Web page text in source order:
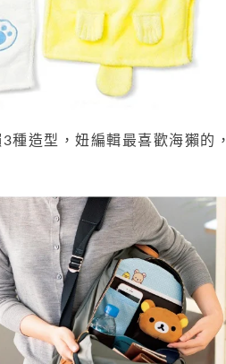
種造型，妞編輯最喜歡海獺的，